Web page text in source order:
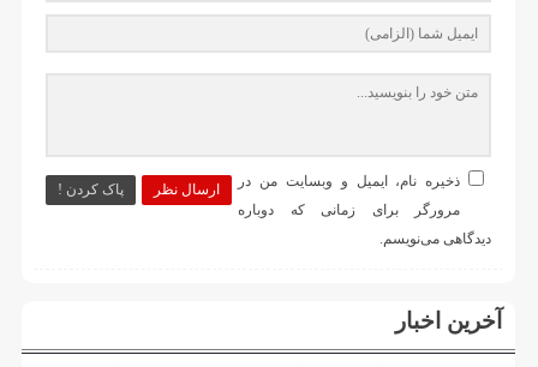
ارسال نظر پاک کردن !
ذخیره نام، ایمیل و وبسایت من در
مرورگر برای زمانی که دوباره
دیدگاهی می‌نویسم.
آخرین اخبار